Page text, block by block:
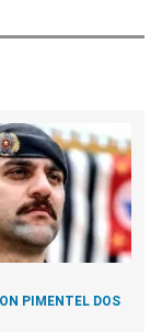
PIMENTEL DOS